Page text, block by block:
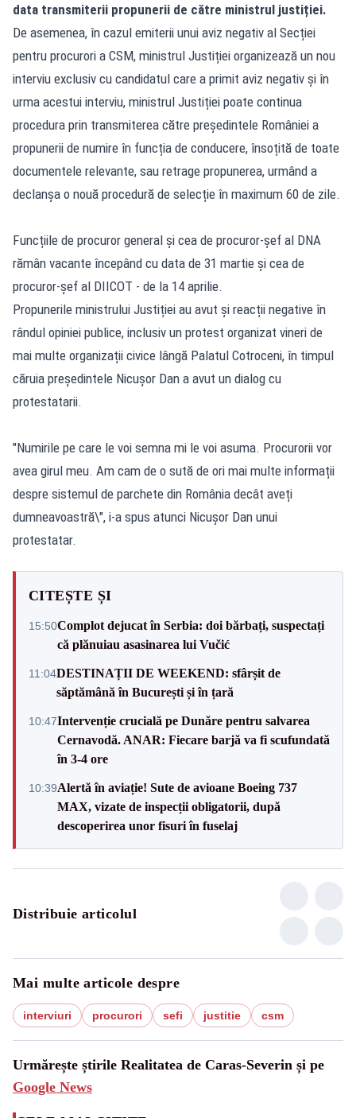
data transmiterii propunerii de către ministrul justiției.
De asemenea, în cazul emiterii unui aviz negativ al Secției
pentru procurori a CSM, ministrul Justiției organizează un nou
interviu exclusiv cu candidatul care a primit aviz negativ și în
urma acestui interviu, ministrul Justiției poate continua
procedura prin transmiterea către președintele României a
propunerii de numire în funcția de conducere, însoțită de toate
documentele relevante, sau retrage propunerea, urmând a
declanșa o nouă procedură de selecție în maximum 60 de zile.
Funcțiile de procuror general și cea de procuror-șef al DNA
rămân vacante începând cu data de 31 martie și cea de
procuror-șef al DIICOT - de la 14 aprilie.
Propunerile ministrului Justiției au avut și reacții negative în
rândul opiniei publice, inclusiv un protest organizat vineri de
mai multe organizații civice lângă Palatul Cotroceni, în timpul
căruia președintele Nicușor Dan a avut un dialog cu
protestatarii.
"Numirile pe care le voi semna mi le voi asuma. Procurorii vor
avea girul meu. Am cam de o sută de ori mai multe informații
despre sistemul de parchete din România decât aveți
dumneavoastră\", i-a spus atunci Nicușor Dan unui
protestatar.
CITEȘTE ȘI
15:50Complot dejucat în Serbia: doi bărbați, suspectați
că plănuiau asasinarea lui Vučić
11:04DESTINAȚII DE WEEKEND: sfârșit de
săptămână în București și în țară
10:47Intervenție crucială pe Dunăre pentru salvarea
Cernavodă. ANAR: Fiecare barjă va fi scufundată
în 3-4 ore
10:39Alertă în aviație! Sute de avioane Boeing 737
MAX, vizate de inspecții obligatorii, după
descoperirea unor fisuri în fuselaj
Distribuie articolul
Mai multe articole despre
interviuri procurori sefi justitie csm
Urmărește știrile Realitatea de Caras-Severin și pe
Google News